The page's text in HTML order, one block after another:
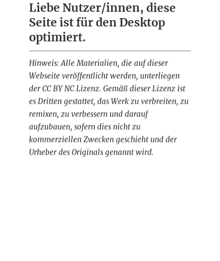
Liebe Nutzer/innen, diese
Seite ist für den Desktop
optimiert.
Hinweis: Alle Materialien, die auf dieser
Webseite veröffentlicht werden, unterliegen
der CC BY NC Lizenz. Gemäß dieser Lizenz ist
es Dritten gestattet, das Werk zu verbreiten, zu
remixen, zu verbessern und darauf
aufzubauen, sofern dies nicht zu
kommerziellen Zwecken geschieht und der
Urheber des Originals genannt wird.